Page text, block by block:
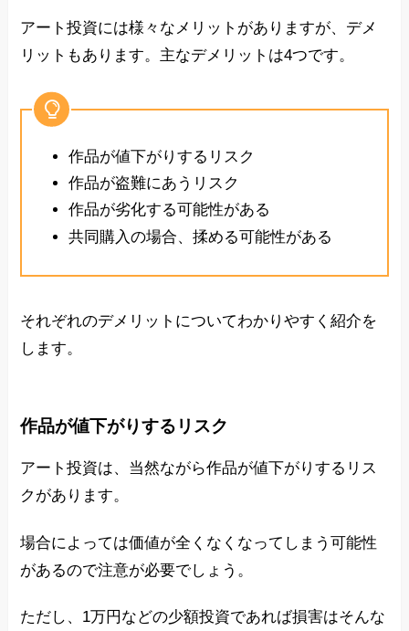
アート投資には様々なメリットがありますが、デメ
リットもあります。主なデメリットは4つです。
作品が値下がりするリスク
作品が盗難にあうリスク
作品が劣化する可能性がある
共同購入の場合、揉める可能性がある
それぞれのデメリットについてわかりやすく紹介を
します。
作品が値下がりするリスク
アート投資は、当然ながら作品が値下がりするリス
クがあります。
場合によっては価値が全くなくなってしまう可能性
があるので注意が必要でしょう。
ただし、1万円などの少額投資であれば損害はそんな